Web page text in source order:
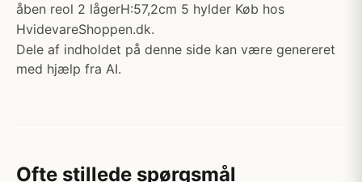
åben reol 2 lågerH:57,2cm 5 hylder Køb hos
HvidevareShoppen.dk.
Dele af indholdet på denne side kan være genereret
med hjælp fra AI.
Ofte stillede spørgsmål